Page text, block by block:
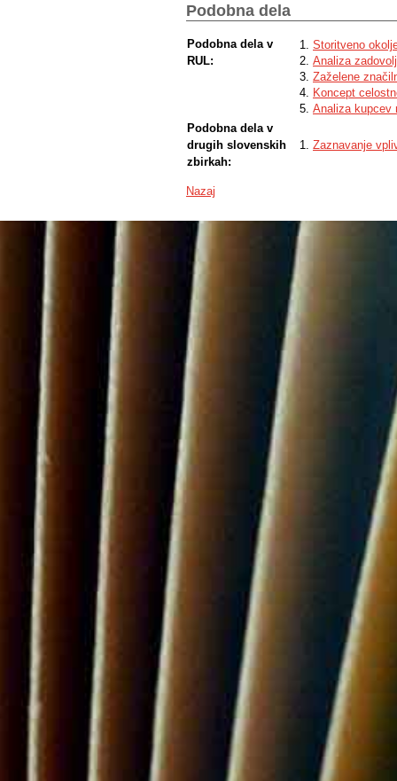
Podobna dela
Podobna dela v
RUL:
Storitveno
Analiza
Zaželene
Koncept
Analiza kupcev
Podobna dela v
drugih slovenskih
zbirkah:
Zaznavanje
Nazaj